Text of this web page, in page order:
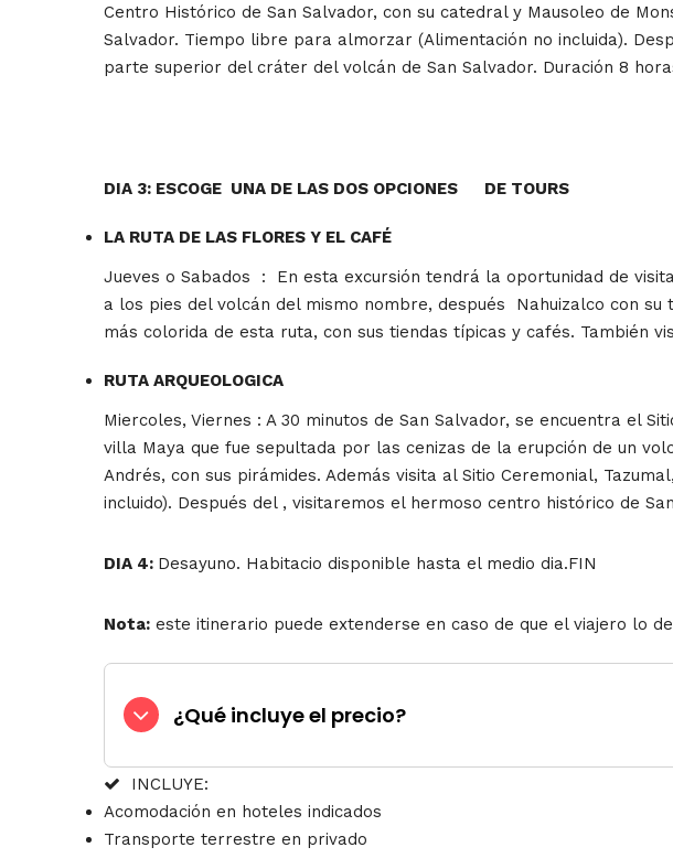
Centro Histórico de San Salvador, con su catedral y Mausoleo de
Salvador. Tiempo libre para almorzar (Alimentación no incluida).
parte superior del cráter del volcán de San Salvador. Duración 8
DIA 3: ESCOGE UNA DE LAS DOS OPCIONES DE TOURS
LA RUTA DE LAS FLORES Y EL CAFÉ
Jueves o Sabados : En esta excursión tendrá la oportunidad de
a los pies del volcán del mismo nombre, después Nahuizalco con
más colorida de esta ruta, con sus tiendas típicas y cafés. También
RUTA ARQUEOLOGICA
Miercoles, Viernes : A 30 minutos de San Salvador, se encuentra el
villa Maya que fue sepultada por las cenizas de la erupción de un
Andrés, con sus pirámides. Además visita al Sitio Ceremonial,
incluido). Después del , visitaremos el hermoso centro histórico de
DIA 4: Desayuno. Habitacio disponible hasta el medio dia.FIN
Nota: este itinerario puede extenderse en caso de que el viajero lo
¿Qué incluye el precio?
INCLUYE:
Acomodación en hoteles indicados
Transporte terrestre en privado